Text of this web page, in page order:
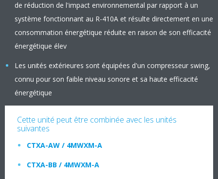
de réduction de l'impact environnemental par rapport à un
système fonctionnant au R-410A et résulte directement en une
consommation énergétique réduite en raison de son efficacité
énergétique élev
Les unités extérieures sont équipées d'un compresseur swing,
connu pour son faible niveau sonore et sa haute efficacité
énergétique
Cette unité peut être combinée avec les unités
suivantes
CTXA-AW / 4MWXM-A
CTXA-BB / 4MWXM-A